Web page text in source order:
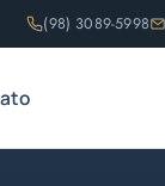
(98) 3089-5998